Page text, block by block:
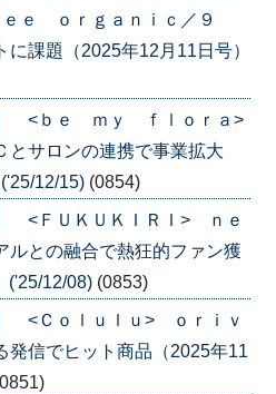
ｅ ｏｒｇａｎｉｃ／９
に課題（2025年12月11日号）
】 <ｂｅ ｍｙ ｆｌｏｒａ>
サロンの連携で事業拡大
12/15) (0854)
<ＦＵＫＵＫＩＲＩ> ｎｅ
ルとの融合で熱狂的ファン獲
('25/12/08) (0853)
<Ｃｏｌｕｌｕ> ｏｒｉｖ
発信でヒット商品（2025年11